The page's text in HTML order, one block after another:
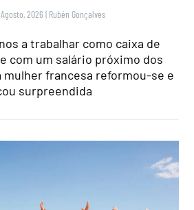
2026 | Rubén Gonçalves
a trabalhar como caixa de
com um salário próximo dos
mulher francesa reformou-se e
surpreendida